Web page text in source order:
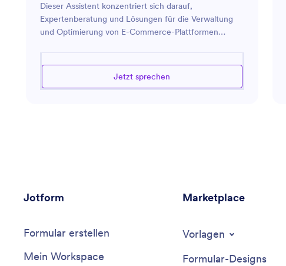
Dieser Assistent konzentriert sich darauf,
Expertenberatung und Lösungen für die Verwaltung
und Optimierung von E-Commerce-Plattformen
Einzelhandel kann er bei allem von der
Produktkatalogverwaltung bis zur Entwicklung
Rentabilität zu steigern.
Jetzt sprechen
Jotform
Formular erstellen
Mein Workspace
Marketplace
Vorlagen
Formular-Designs